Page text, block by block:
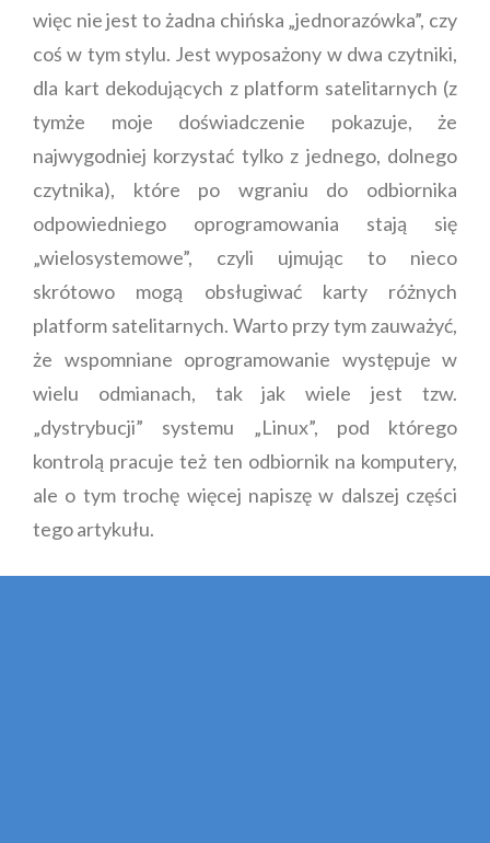
więc nie jest to żadna chińska „jednorazówka”, czy
coś w tym stylu. Jest wyposażony w dwa czytniki,
dla kart dekodujących z platform satelitarnych (z
tymże moje doświadczenie pokazuje, że
najwygodniej korzystać tylko z jednego, dolnego
czytnika), które po wgraniu do odbiornika
odpowiedniego oprogramowania stają się
„wielosystemowe”, czyli ujmując to nieco
skrótowo mogą obsługiwać karty różnych
platform satelitarnych. Warto przy tym zauważyć,
że wspomniane oprogramowanie występuje w
wielu odmianach, tak jak wiele jest tzw.
„dystrybucji” systemu „Linux”, pod którego
kontrolą pracuje też ten odbiornik na komputery,
ale o tym trochę więcej napiszę w dalszej części
tego artykułu.